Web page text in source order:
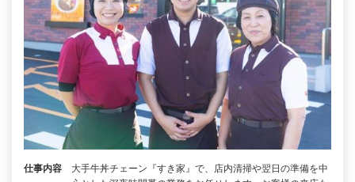
仕事内容
大手牛丼チェーン『すき家』で、店内清掃や翌日の準備を中